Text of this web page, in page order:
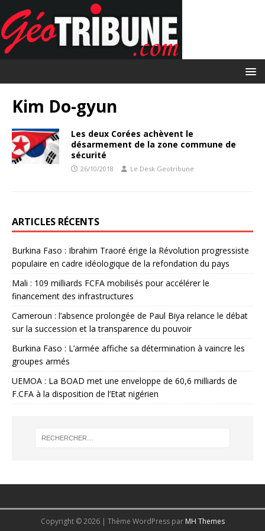
Kim Do-gyun
Les deux Corées achèvent le
désarmement de la zone commune de
sécurité
26/10/2018 Le Desk Geotribune
ARTICLES RÉCENTS
Burkina Faso : Ibrahim Traoré érige la Révolution progressiste
populaire en cadre idéologique de la refondation du pays
Mali : 109 milliards FCFA mobilisés pour accélérer le
financement des infrastructures
Cameroun : l’absence prolongée de Paul Biya relance le débat
sur la succession et la transparence du pouvoir
Burkina Faso : L’armée affiche sa détermination à vaincre les
groupes armés
UEMOA : La BOAD met une enveloppe de 60,6 milliards de
F.CFA à la disposition de l’Etat nigérien
Copyright © 2026 | Thème WordPress par MH Themes